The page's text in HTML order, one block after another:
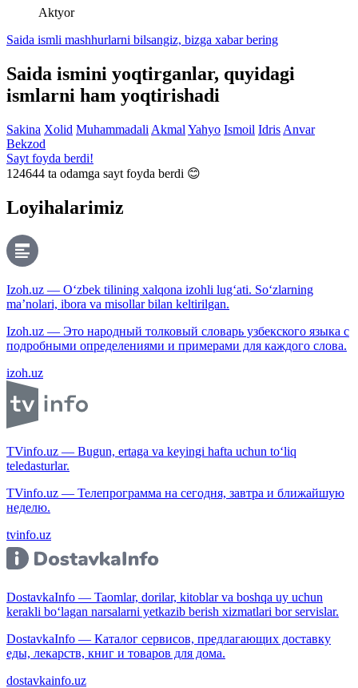
Aktyor
Saida ismli mashhurlarni bilsangiz, bizga xabar bering
Saida ismini yoqtirganlar, quyidagi
ismlarni ham yoqtirishadi
Sakina Xolid Muhammadali Akmal Yahyo Ismoil Idris Anvar
Bekzod
Sayt foyda berdi!
124644 ta odamga sayt foyda berdi 😊
Loyihalarimiz
Izoh.uz — O‘zbek tilining xalqona izohli lug‘ati. So‘zlarning
ma’nolari, ibora va misollar bilan keltirilgan.
Izoh.uz — Это народный толковый словарь узбекского языка с
подробными определениями и примерами для каждого слова.
izoh.uz
TVinfo.uz — Bugun, ertaga va keyingi hafta uchun to‘liq
teledasturlar.
TVinfo.uz — Телепрограмма на сегодня, завтра и ближайшую
неделю.
tvinfo.uz
DostavkaInfo — Taomlar, dorilar, kitoblar va boshqa uy uchun
kerakli bo‘lagan narsalarni yetkazib berish xizmatlari bor servislar.
DostavkaInfo — Каталог сервисов, предлагающих доставку
еды, лекарств, книг и товаров для дома.
dostavkainfo.uz